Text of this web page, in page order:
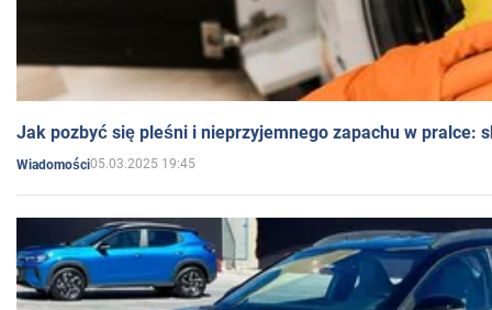
Jak pozbyć się pleśni i nieprzyjemnego zapachu w pralce:
Wiadomości05.03.2025 19:45